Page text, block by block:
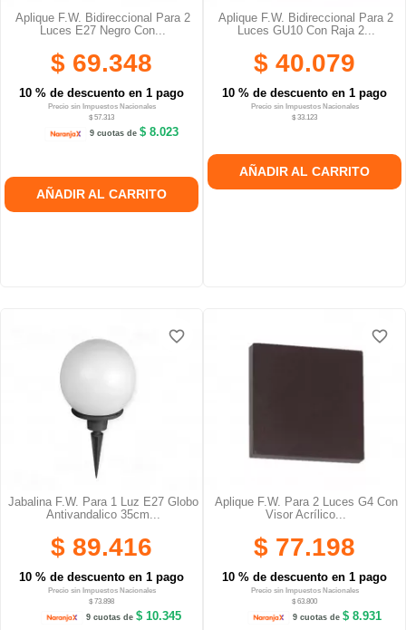
Aplique F.W. Bidireccional Para 2
Luces E27 Negro Con...
$ 69.348
10 % de descuento en 1 pago
Precio sin Impuestos Nacionales
$ 57.313
9 cuotas de $ 8.023
AÑADIR AL CARRITO
Aplique F.W. Bidireccional Para 2
Luces GU10 Con Raja 2...
$ 40.079
10 % de descuento en 1 pago
Precio sin Impuestos Nacionales
$ 33.123
AÑADIR AL CARRITO
Jabalina F.W. Para 1 Luz E27 Globo
Antivandalico 35cm...
$ 89.416
10 % de descuento en 1 pago
Precio sin Impuestos Nacionales
$ 73.898
9 cuotas de$ 10.345
favorite_border
favorite_border
Aplique F.W. Para 2 Luces G4 Con
Visor Acrílico...
$ 77.198
10 % de descuento en 1 pago
Precio sin Impuestos Nacionales
$ 63.800
9 cuotas de $ 8.931
favorite_border
favorite_border